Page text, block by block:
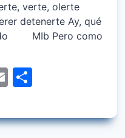
verte, olerte
detenerte Ay, qué
MIb Pero como
Email